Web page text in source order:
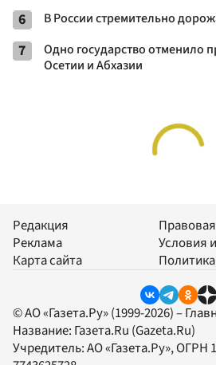
6 В России стремительно
7
Одно государство отменило
Осетии и Абхазии
Редакция
Реклама
Карта сайта
Условия
© АО «Газета.Ру» (1999-2026) –
Название: Газета.Ru (Gazeta.Ru)
Учредитель:АО «Газета.Ру», ОГРН